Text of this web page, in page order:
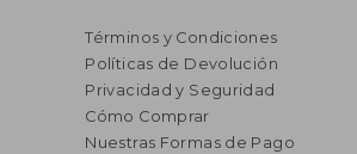
Términos y Condiciones
Políticas de Devolución
Privacidad y Seguridad
Cómo Comprar
Nuestras Formas de Pago